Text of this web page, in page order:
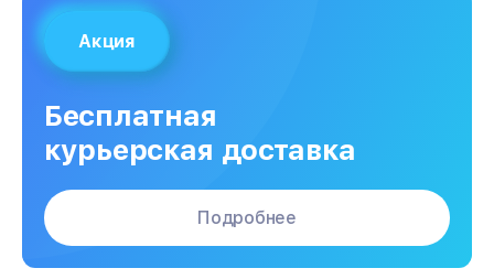
Акция
Бесплатная
курьерская доставка
Подробнее